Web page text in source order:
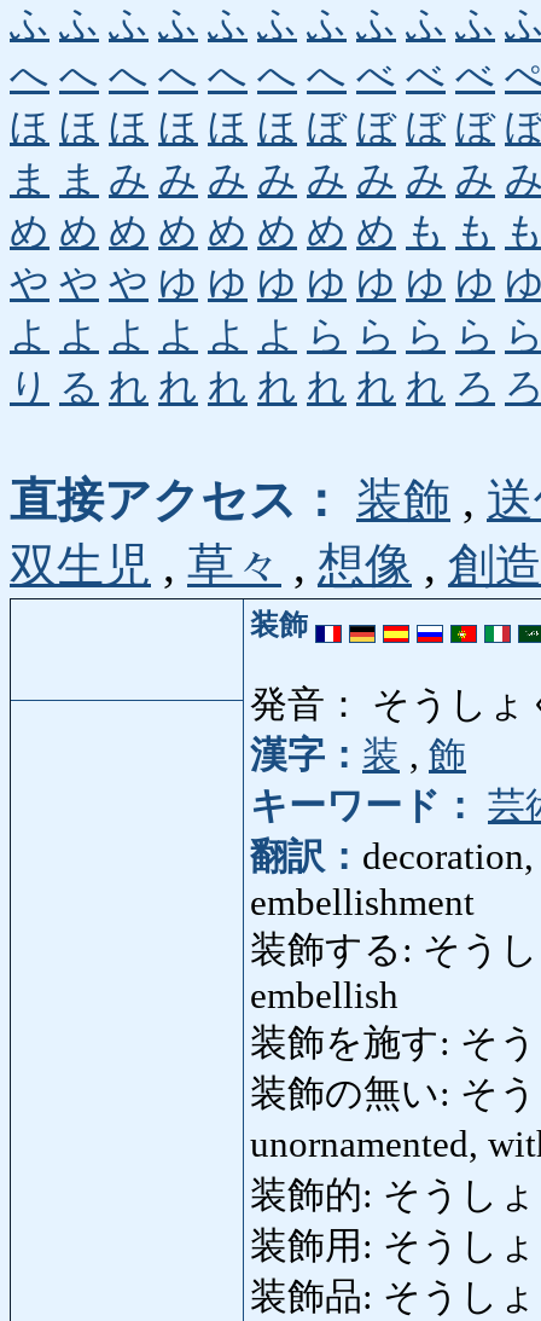
ふ ふ ふ ふ ふ ふ ふ ふ ふ ふ
へ へ へ へ へ へ へ べ べ べ
ほ ほ ほ ほ ほ ほ ぼ ぼ ぼ ぼ
ま
ま み み み み み み み み
め め め め め め め め も も
や や や ゆ ゆ ゆ ゆ ゆ ゆ ゆ
よ よ よ よ よ よ ら ら ら ら
り る れ れ れ れ れ れ れ ろ
直接アクセス： 装飾 ,
双生児 , 草々 , 想像 , 創造
装飾
発音： そうしょ
漢字： 装 , 飾
キーワード： 芸
翻訳：
embellishment
装飾する: そうし
embellish
装飾を施す: そ
装飾の無い: そ
unornamented,
装飾的: そうし
装飾用: そうし
装飾品: そうしょ